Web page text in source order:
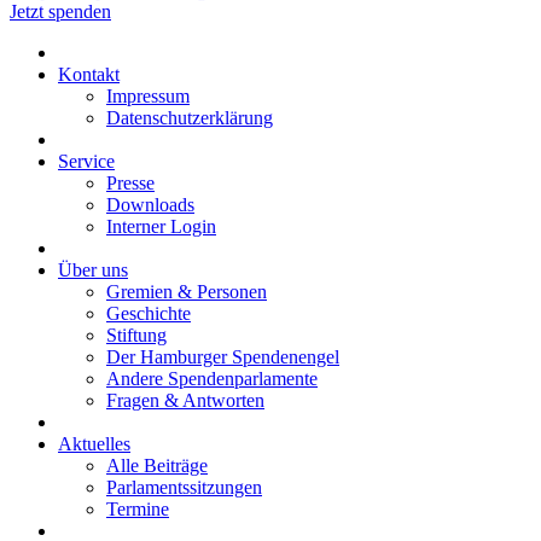
Jetzt spenden
Kontakt
Impressum
Datenschutzerklärung
Service
Presse
Downloads
Interner Login
Über uns
Gremien & Personen
Geschichte
Stiftung
Der Hamburger Spendenengel
Andere Spendenparlamente
Fragen & Antworten
Aktuelles
Alle Beiträge
Parlamentssitzungen
Termine